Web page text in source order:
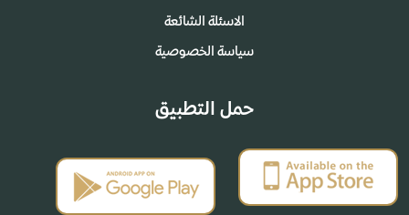
الاسئلة الشائعة
سياسة الخصوصية
حمل التطبيق